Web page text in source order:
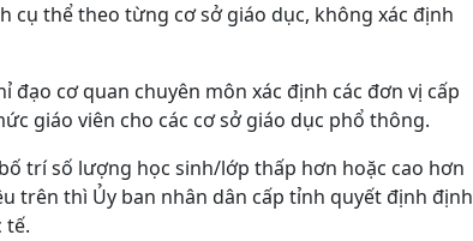
cụ thể theo từng cơ sở giáo dục, không xác định
đạo cơ quan chuyên môn xác định các đơn vị cấp
giáo viên cho các cơ sở giáo dục phổ thông.
trí số lượng học sinh/lớp thấp hơn hoặc cao hơn
trên thì Ủy ban nhân dân cấp tỉnh quyết định định
tế.